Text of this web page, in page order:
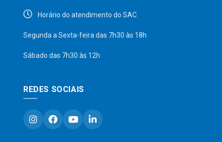
Horário do atendimento do SAC
Segunda a Sexta-feira das 7h30 às 18h
Sábado das 7h30 às 12h
REDES SOCIAIS